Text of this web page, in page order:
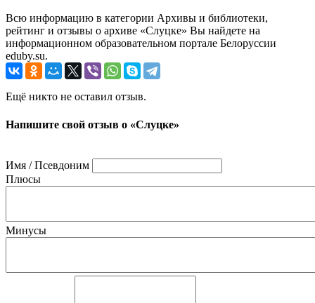
Всю информацию в категории Архивы и библиотеки,
рейтинг и отзывы о архиве «Слуцке» Вы найдете на
информационном образовательном портале Белоруссии
eduby.su.
Ещё никто не оставил отзыв.
Напишите свой отзыв о «Слуцке»
Имя / Псевдоним
Плюсы
Минусы